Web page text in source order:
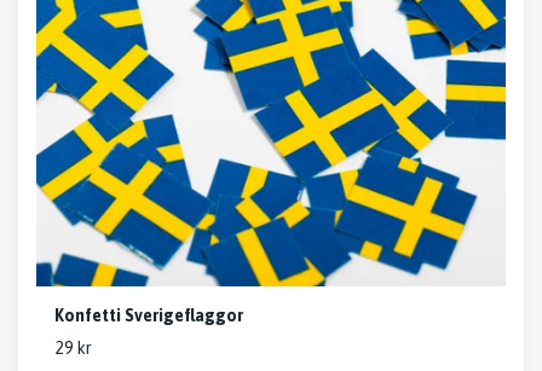
Konfetti Sverigeflaggor
29 kr